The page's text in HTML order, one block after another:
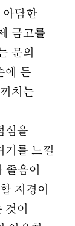
아담한
금고를
문의
에 든
치는
심을
기를 느낄
음이
지경이
이